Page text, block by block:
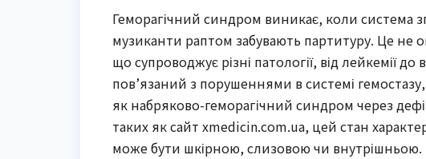
Геморагічний синдром виникає, коли система
музиканти раптом забувають партитуру. Це не
що супроводжує різні патології, від лейкемії
пов’язаний з порушеннями в системі
як набряково-геморагічний синдром через
таких як сайт xmedicin.com.ua, цей стан
може бути шкірною, слизовою чи внутрішньою.